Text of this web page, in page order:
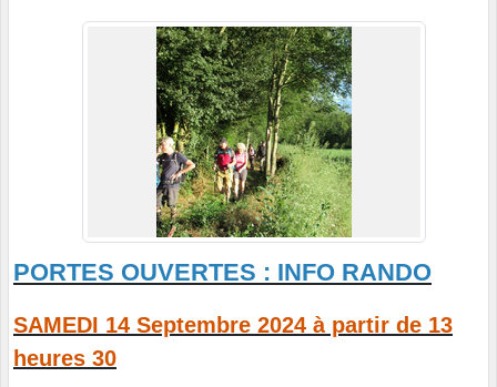
PORTES OUVERTES : INFO RANDO
SAMEDI 14 Septembre 2024 à partir de 13
heures 30